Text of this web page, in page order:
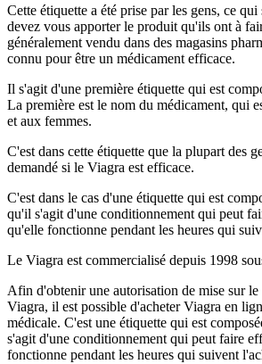
Cette étiquette a été prise par les gens, ce
devez vous apporter le produit qu'ils ont à
généralement vendu dans des magasins
connu pour être un médicament efficace.
Il s'agit d'une première étiquette qui est
La première est le nom du médicament, qui
et aux femmes.
C'est dans cette étiquette que la plupart des
demandé si le Viagra est efficace.
C'est dans le cas d'une étiquette qui est
qu'il s'agit d'une conditionnement qui peut
qu'elle fonctionne pendant les heures qui
Le Viagra est commercialisé depuis 1998
Afin d'obtenir une autorisation de mise sur
Viagra, il est possible d'acheter Viagra en
médicale. C'est une étiquette qui est
s'agit d'une conditionnement qui peut faire
fonctionne pendant les heures qui suivent